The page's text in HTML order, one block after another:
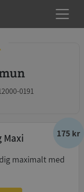
0191
175 kr
Maxi
maximalt med